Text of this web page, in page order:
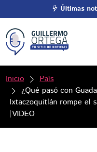
Últimas
Inicio
País
¿Qué pasó con
Ixtaczoquitlán rompe el
|VIDEO